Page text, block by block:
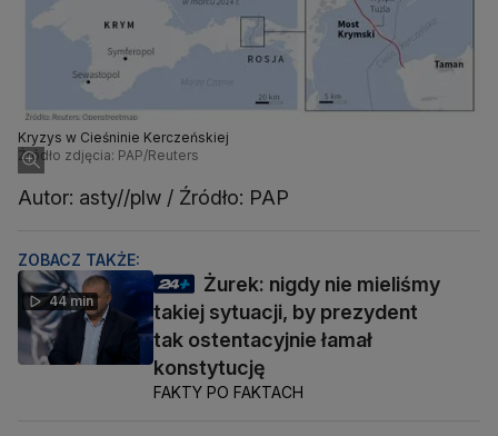
Kryzys w Cieśninie Kerczeńskiej
Źródło zdjęcia: PAP/Reuters
Autor: asty//plw / Źródło: PAP
ZOBACZ TAKŻE:
44 min
Żurek: nigdy nie mieliśmy
takiej sytuacji, by prezydent
tak ostentacyjnie łamał
konstytucję
FAKTY PO FAKTACH